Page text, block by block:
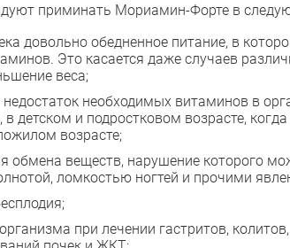
приминать Мориамин-Форте в
довольно обедненное питание, в
Это касается даже случаев
веса;
необходимых витаминов в
в детском и подростковом возрасте,
возрасте;
обмена веществ, нарушение которого
ломкостью ногтей и прочими
при лечении гастритов,